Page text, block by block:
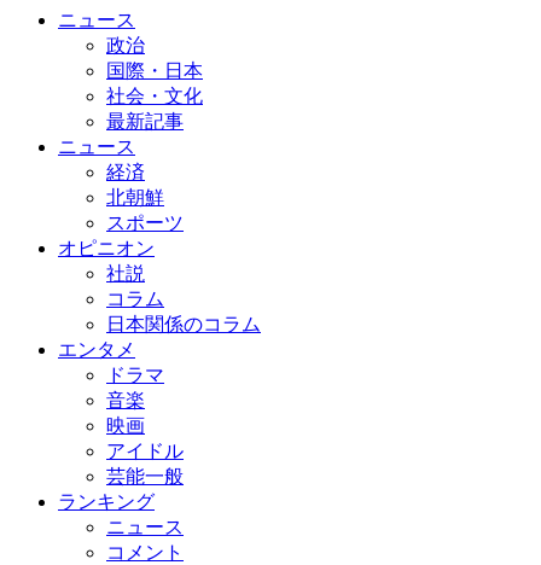
ニュース
政治
国際・日本
社会・文化
最新記事
ニュース
経済
北朝鮮
スポーツ
オピニオン
社説
コラム
日本関係のコラム
エンタメ
ドラマ
音楽
映画
アイドル
芸能一般
ランキング
ニュース
コメント